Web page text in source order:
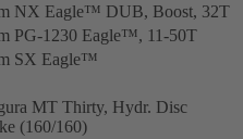
NX Eagle™ DUB, Boost, 32T
PG-1230 Eagle™, 11-50T
SX Eagle™
MT Thirty, Hydr. Disc
(160/160)